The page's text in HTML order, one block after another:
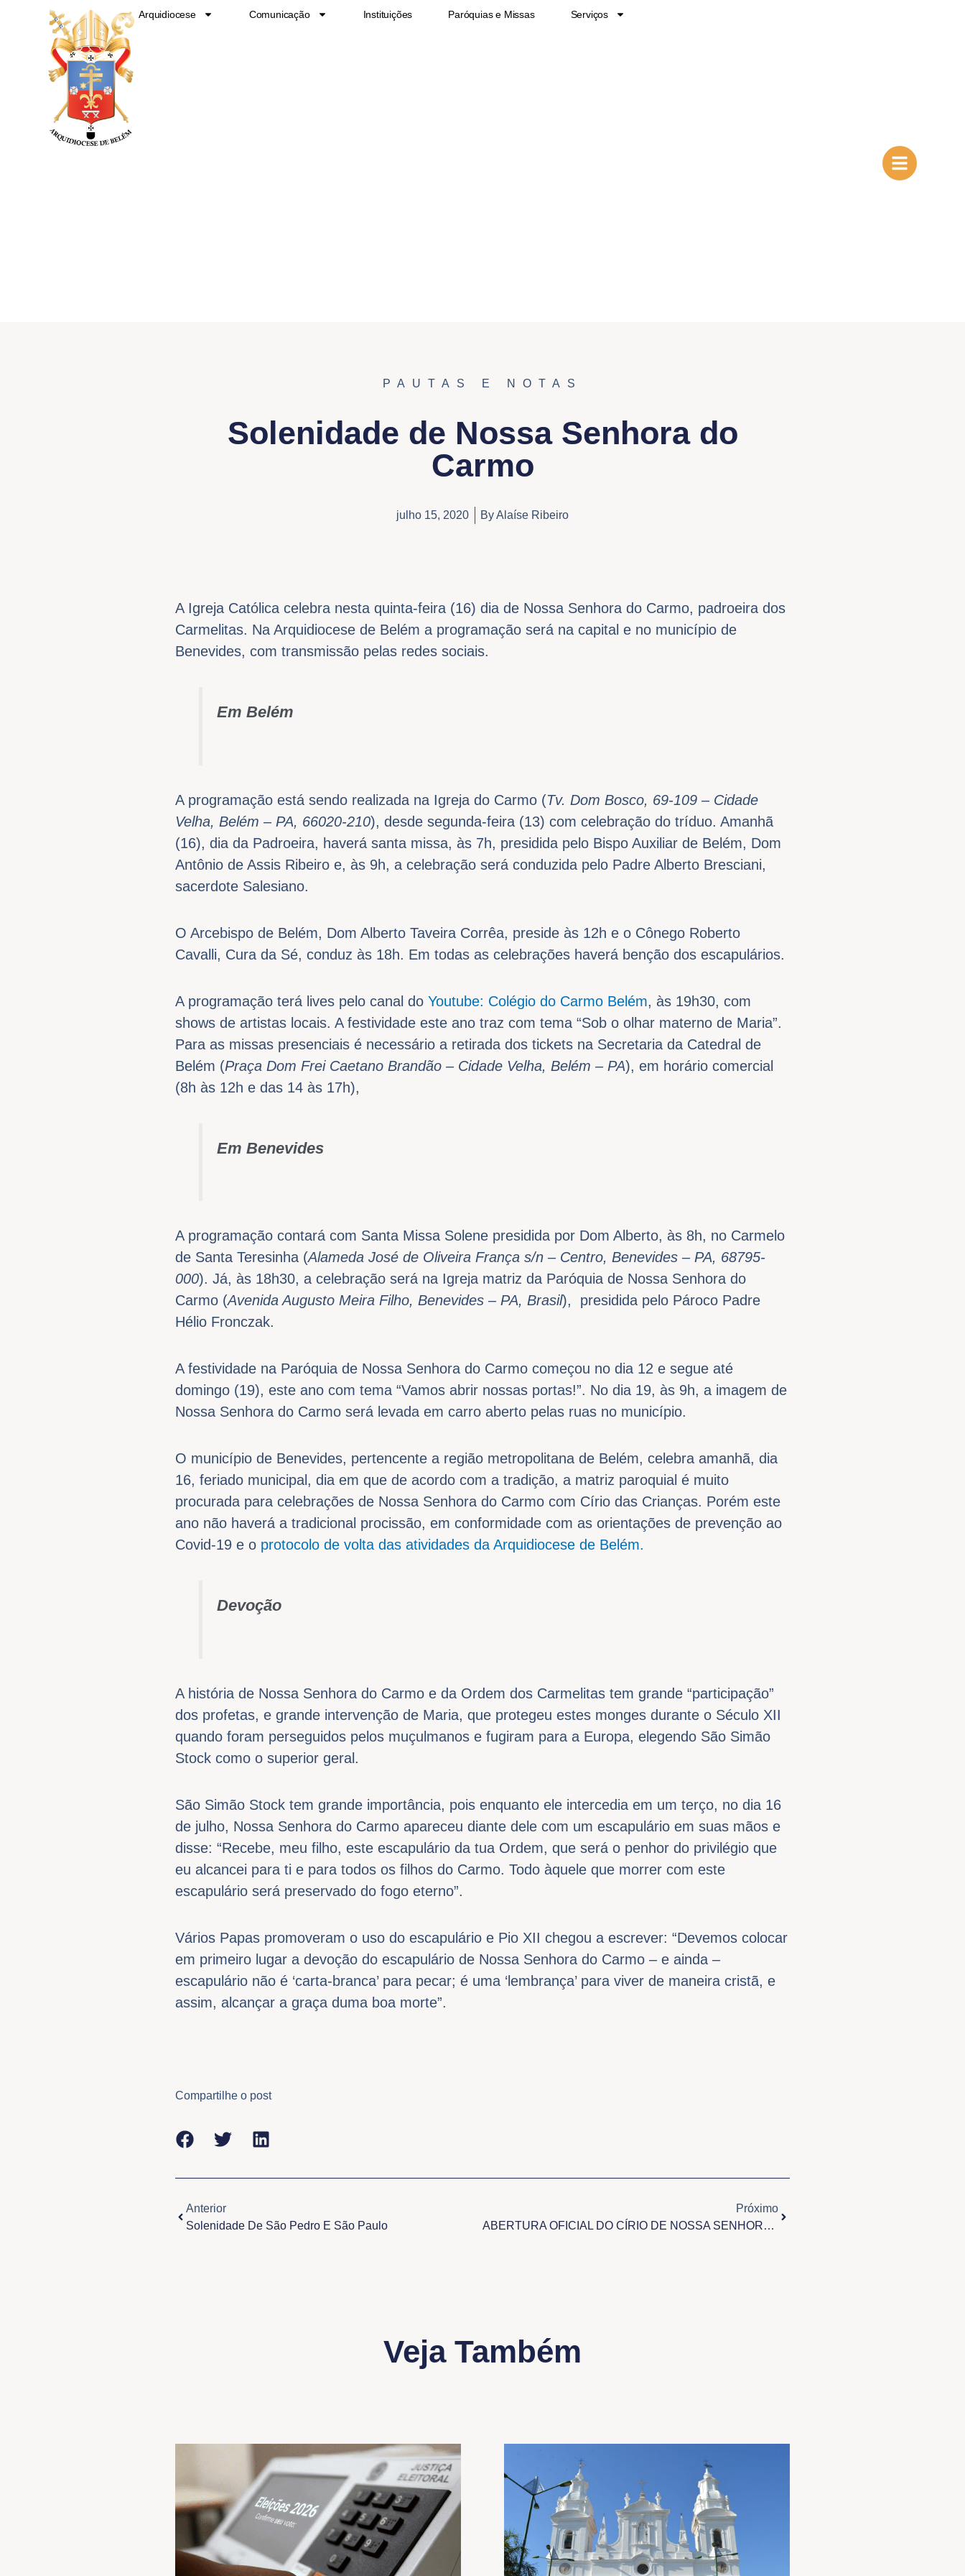
Arquidiocese Comunicação Instituições Paróquias e Missas Serviços
PAUTAS E NOTAS
Solenidade de Nossa Senhora do
Carmo
julho 15, 2020 ByAlaíse Ribeiro
A Igreja Católica celebra nesta quinta-feira (16) dia de Nossa Senhora do Carmo, padroeira dos
Carmelitas. Na Arquidiocese de Belém a programação será na capital e no município de
Benevides, com transmissão pelas redes sociais.
Em Belém
A programação está sendo realizada na Igreja do Carmo (Tv. Dom Bosco, 69-109 – Cidade
Velha, Belém – PA, 66020-210), desde segunda-feira (13) com celebração do tríduo. Amanhã
(16), dia da Padroeira, haverá santa missa, às 7h, presidida pelo Bispo Auxiliar de Belém, Dom
Antônio de Assis Ribeiro e, às 9h, a celebração será conduzida pelo Padre Alberto Bresciani,
sacerdote Salesiano.
O Arcebispo de Belém, Dom Alberto Taveira Corrêa, preside às 12h e o Cônego Roberto
Cavalli, Cura da Sé, conduz às 18h. Em todas as celebrações haverá benção dos escapulários.
A programação terá lives pelo canal do Youtube: Colégio do Carmo Belém, às 19h30, com
shows de artistas locais. A festividade este ano traz com tema “Sob o olhar materno de Maria”.
Para as missas presenciais é necessário a retirada dos tickets na Secretaria da Catedral de
Belém (Praça Dom Frei Caetano Brandão – Cidade Velha, Belém – PA), em horário comercial
(8h às 12h e das 14 às 17h),
Em Benevides
A programação contará com Santa Missa Solene presidida por Dom Alberto, às 8h, no Carmelo
de Santa Teresinha (Alameda José de Oliveira França s/n – Centro, Benevides – PA, 68795-
000). Já, às 18h30, a celebração será na Igreja matriz da Paróquia de Nossa Senhora do
Carmo (Avenida Augusto Meira Filho, Benevides – PA, Brasil), presidida pelo Pároco Padre
Hélio Fronczak.
A festividade na Paróquia de Nossa Senhora do Carmo começou no dia 12 e segue até
domingo (19), este ano com tema “Vamos abrir nossas portas!”. No dia 19, às 9h, a imagem de
Nossa Senhora do Carmo será levada em carro aberto pelas ruas no município.
O município de Benevides, pertencente a região metropolitana de Belém, celebra amanhã, dia
16, feriado municipal, dia em que de acordo com a tradição, a matriz paroquial é muito
procurada para celebrações de Nossa Senhora do Carmo com Círio das Crianças. Porém este
ano não haverá a tradicional procissão, em conformidade com as orientações de prevenção ao
Covid-19 e o protocolo de volta das atividades da Arquidiocese de Belém.
Devoção
A história de Nossa Senhora do Carmo e da Ordem dos Carmelitas tem grande “participação”
dos profetas, e grande intervenção de Maria, que protegeu estes monges durante o Século XII
quando foram perseguidos pelos muçulmanos e fugiram para a Europa, elegendo São Simão
Stock como o superior geral.
São Simão Stock tem grande importância, pois enquanto ele intercedia em um terço, no dia 16
de julho, Nossa Senhora do Carmo apareceu diante dele com um escapulário em suas mãos e
disse: “Recebe, meu filho, este escapulário da tua Ordem, que será o penhor do privilégio que
eu alcancei para ti e para todos os filhos do Carmo. Todo àquele que morrer com este
escapulário será preservado do fogo eterno”.
Vários Papas promoveram o uso do escapulário e Pio XII chegou a escrever: “Devemos colocar
em primeiro lugar a devoção do escapulário de Nossa Senhora do Carmo – e ainda –
escapulário não é ‘carta-branca’ para pecar; é uma ‘lembrança’ para viver de maneira cristã, e
assim, alcançar a graça duma boa morte”.
Compartilhe o post
Anterior
Solenidade De São Pedro E São Paulo
Próximo
ABERTURA OFICIAL DO CÍRIO DE NOSSA SENHORA DAS GRAÇAS – ICOARACI
Veja Também